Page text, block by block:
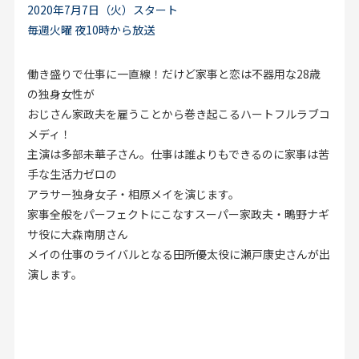
2020年7月7日（火）スタート
毎週火曜 夜10時から放送
働き盛りで仕事に一直線！だけど家事と恋は不器用な28歳
の独身女性が
おじさん家政夫を雇うことから巻き起こるハートフルラブコ
メディ！
主演は多部未華子さん。仕事は誰よりもできるのに家事は苦
手な生活力ゼロの
アラサー独身女子・相原メイを演じます。
家事全般をパーフェクトにこなすスーパー家政夫・鴫野ナギ
サ役に大森南朋さん
メイの仕事のライバルとなる田所優太役に瀬戸康史さんが出
演します。